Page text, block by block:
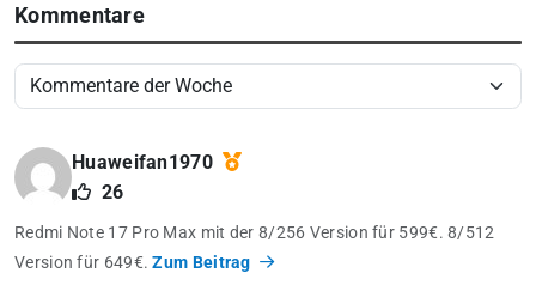
Kommentare
Huaweifan1970
26
Redmi Note 17 Pro Max mit der 8/256 Version für 599€. 8/512
Version für 649€.Zum Beitrag